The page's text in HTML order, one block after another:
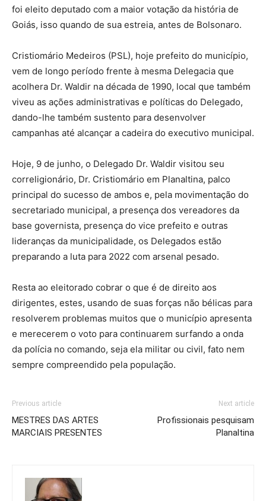
foi eleito deputado com a maior votação da história de
Goiás, isso quando de sua estreia, antes de Bolsonaro.
Cristiomário Medeiros (PSL), hoje prefeito do município,
vem de longo período frente à mesma Delegacia que
acolhera Dr. Waldir na década de 1990, local que também
viveu as ações administrativas e políticas do Delegado,
dando-lhe também sustento para desenvolver
campanhas até alcançar a cadeira do executivo municipal.
Hoje, 9 de junho, o Delegado Dr. Waldir visitou seu
correligionário, Dr. Cristiomário em Planaltina, palco
principal do sucesso de ambos e, pela movimentação do
secretariado municipal, a presença dos vereadores da
base governista, presença do vice prefeito e outras
lideranças da municipalidade, os Delegados estão
preparando a luta para 2022 com arsenal pesado.
Resta ao eleitorado cobrar o que é de direito aos
dirigentes, estes, usando de suas forças não bélicas para
resolverem problemas muitos que o município apresenta
e merecerem o voto para continuarem surfando a onda
da polícia no comando, seja ela militar ou civil, fato nem
sempre compreendido pela população.
Previous article
MESTRES DAS ARTES
MARCIAIS PRESENTES
Next article
Profissionais pesquisam
Planaltina